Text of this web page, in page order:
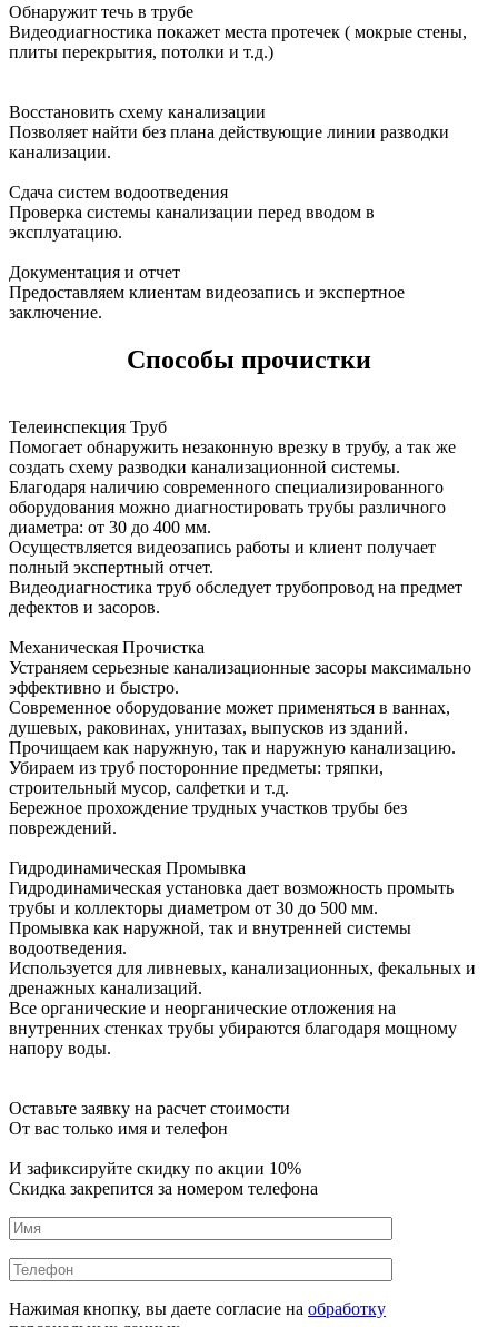
Обнаружит течь в трубе
Видеодиагностика покажет места протечек ( мокрые стены,
плиты перекрытия, потолки и т.д.)
Восстановить схему канализации
Позволяет найти без плана действующие линии разводки
канализации.
Сдача систем водоотведения
Проверка системы канализации перед вводом в
эксплуатацию.
Документация и отчет
Предоставляем клиентам видеозапись и экспертное
заключение.
Способы прочистки
Телеинспекция Труб
Помогает обнаружить незаконную врезку в трубу, а так же
создать схему разводки канализационной системы.
Благодаря наличию современного специализированного
оборудования можно диагностировать трубы различного
диаметра: от 30 до 400 мм.
Осуществляется видеозапись работы и клиент получает
полный экспертный отчет.
Видеодиагностика труб обследует трубопровод на предмет
дефектов и засоров.
Механическая Прочистка
Устраняем серьезные канализационные засоры максимально
эффективно и быстро.
Современное оборудование может применяться в ваннах,
душевых, раковинах, унитазах, выпусков из зданий.
Прочищаем как наружную, так и наружную канализацию.
Убираем из труб посторонние предметы: тряпки,
строительный мусор, салфетки и т.д.
Бережное прохождение трудных участков трубы без
повреждений.
Гидродинамическая Промывка
Гидродинамическая установка дает возможность промыть
трубы и коллекторы диаметром от 30 до 500 мм.
Промывка как наружной, так и внутренней системы
водоотведения.
Используется для ливневых, канализационных, фекальных и
дренажных канализаций.
Все органические и неорганические отложения на
внутренних стенках трубы убираются благодаря мощному
напору воды.
Оставьте заявку на расчет стоимости
От вас только имя и телефон
И зафиксируйте скидку по акции 10%
Скидка закрепится за номером телефона
Нажимая кнопку, вы даете согласие на обработку